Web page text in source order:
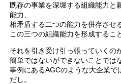
既存の事業を深堀する組織能力と
能力、
相矛盾する二つの能力を併存させ
この三つの組織能力を形成するこ
それを引き受け引っ張っていくの
簡単ではないができないことでは
事例にあるAGCのような大企業
だし。